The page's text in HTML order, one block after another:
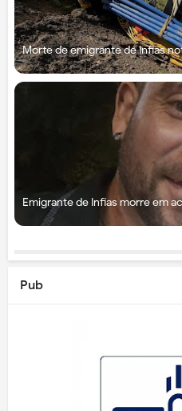
Morte de emigrante de Infias
Emigrante de Infias morre em
Pub